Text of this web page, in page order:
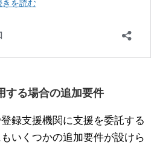
する場合の追加要件
録支援機関に支援を委託する
いくつかの追加要件が設けら